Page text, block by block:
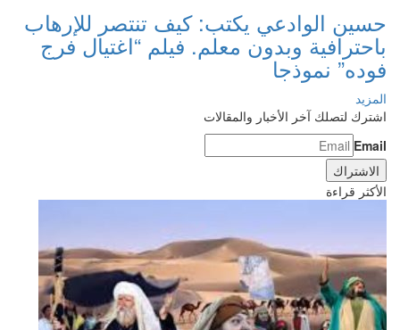
حسين الوادعي يكتب: كيف تنتصر للإرهاب
باحترافية وبدون معلم. فيلم “اغتيال فرج
فوده” نموذجا
المزيد
اشترك لتصلك آخر الأخبار والمقالات
Email
الأكثر قراءة